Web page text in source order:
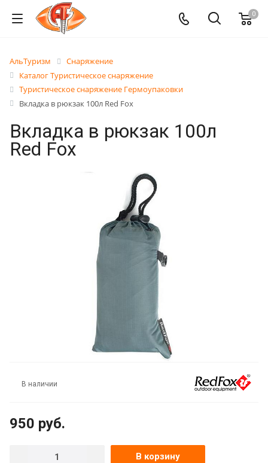
0
АльТуризм
Снаряжение
Каталог Туристическое снаряжение
Туристическое снаряжение Гермоупаковки
Вкладка в рюкзак 100л Red Fox
Вкладка в рюкзак 100л
Red Fox
В наличии
950 руб.
В корзину